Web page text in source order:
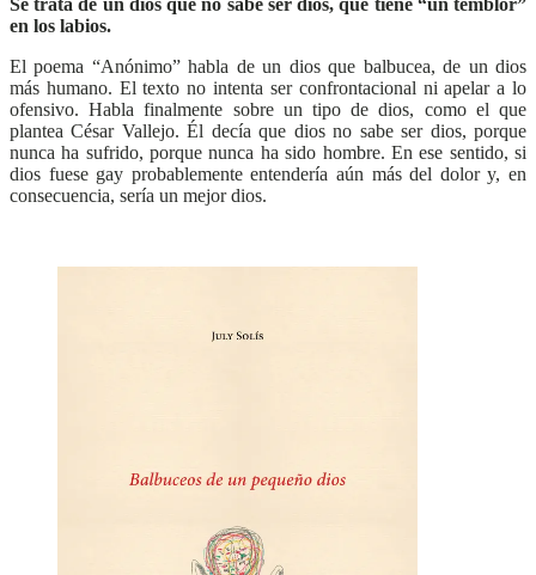
en los labios.
El poema “Anónimo” habla de un dios que balbucea, de un dios
más humano. El texto no intenta ser confrontacional ni apelar a lo
ofensivo. Habla finalmente sobre un tipo de dios, como el que
plantea César Vallejo. Él decía que dios no sabe ser dios, porque
nunca ha sufrido, porque nunca ha sido hombre. En ese sentido, si
dios fuese gay probablemente entendería aún más del dolor y, en
consecuencia, sería un mejor dios.